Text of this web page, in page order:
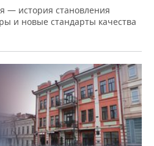
— история становления
и новые стандарты качества